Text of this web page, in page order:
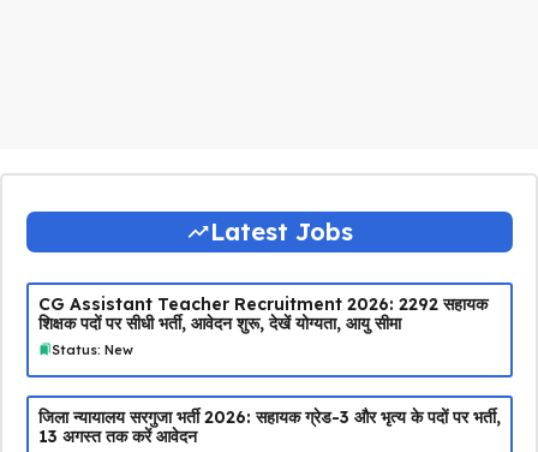
Latest Jobs
CG Assistant Teacher Recruitment 2026: 2292 सहायक
शिक्षक पदों पर सीधी भर्ती, आवेदन शुरू, देखें योग्यता, आयु सीमा
Status: New
जिला न्यायालय सरगुजा भर्ती 2026: सहायक ग्रेड-3 और भृत्य के पदों पर भर्ती,
13 अगस्त तक करें आवेदन